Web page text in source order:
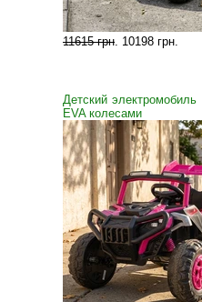
11615 грн. 10198 грн.
Детский
EVA колесами